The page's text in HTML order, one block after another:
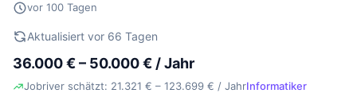
vor 100 Tagen
Aktualisiert vor 66 Tagen
36.000 € – 50.000 € / Jahr
Jobriver schätzt: 21.321 € – 123.699 € / JahrInformatiker